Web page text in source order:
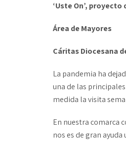
‘Uste On’,
Área de Mayores
Cáritas Diocesana
La pandemia ha
una de las
medida la visita
En nuestra comarca
nos es de gran